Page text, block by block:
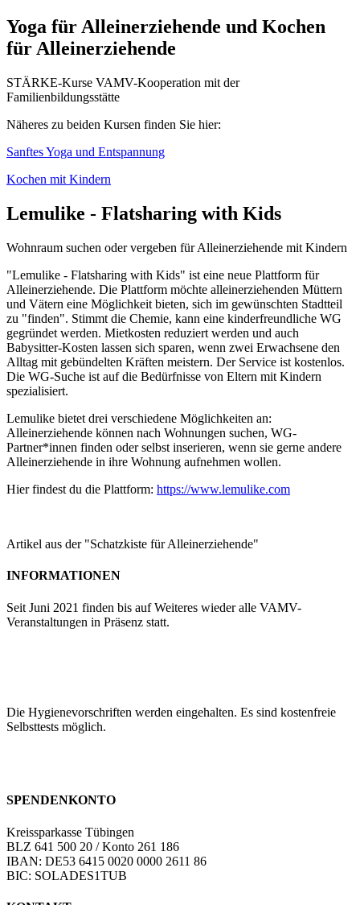
Yoga für Alleinerziehende und Kochen
für Alleinerziehende
STÄRKE-Kurse VAMV-Kooperation mit der
Familienbildungsstätte
Näheres zu beiden Kursen finden Sie hier:
Sanftes Yoga und Entspannung
Kochen mit Kindern
Lemulike - Flatsharing with Kids
Wohnraum suchen oder vergeben für Alleinerziehende mit Kindern
"Lemulike - Flatsharing with Kids" ist eine neue Plattform für
Alleinerziehende. Die Plattform möchte alleinerziehenden Müttern
und Vätern eine Möglichkeit bieten, sich im gewünschten Stadtteil
zu "finden". Stimmt die Chemie, kann eine kinderfreundliche WG
gegründet werden. Mietkosten reduziert werden und auch
Babysitter-Kosten lassen sich sparen, wenn zwei Erwachsene den
Alltag mit gebündelten Kräften meistern. Der Service ist kostenlos.
Die WG-Suche ist auf die Bedürfnisse von Eltern mit Kindern
spezialisiert.
Lemulike bietet drei verschiedene Möglichkeiten an:
Alleinerziehende können nach Wohnungen suchen, WG-
Partner*innen finden oder selbst inserieren, wenn sie gerne andere
Alleinerziehende in ihre Wohnung aufnehmen wollen.
Hier findest du die Plattform: https://www.lemulike.com
Artikel aus der "Schatzkiste für Alleinerziehende"
INFORMATIONEN
Seit Juni 2021 finden bis auf Weiteres wieder alle VAMV-
Veranstaltungen in Präsenz statt.
Die Hygienevorschriften werden eingehalten. Es sind kostenfreie
Selbsttests möglich.
SPENDENKONTO
Kreissparkasse Tübingen
BLZ 641 500 20 / Konto 261 186
IBAN: DE53 6415 0020 0000 2611 86
BIC: SOLADES1TUB